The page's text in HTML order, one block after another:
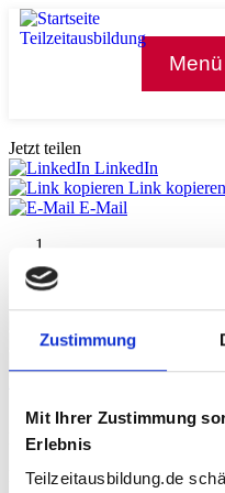
Zustimmung
Mit Ihrer Zustimmung
Erlebnis
Teilzeitausbildung.de
Menü
Jetzt teilen
LinkedIn
Link kopieren
E-Mail
Sie möchten eine Ausbildung
leisten?
Dann kann eine